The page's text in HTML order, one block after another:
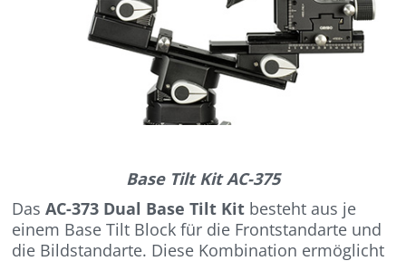
Base Tilt Kit AC-375
Das AC-373 Dual Base Tilt Kit besteht aus je
einem Base Tilt Block für die Frontstandarte und
die Bildstandarte. Diese Kombination ermöglicht